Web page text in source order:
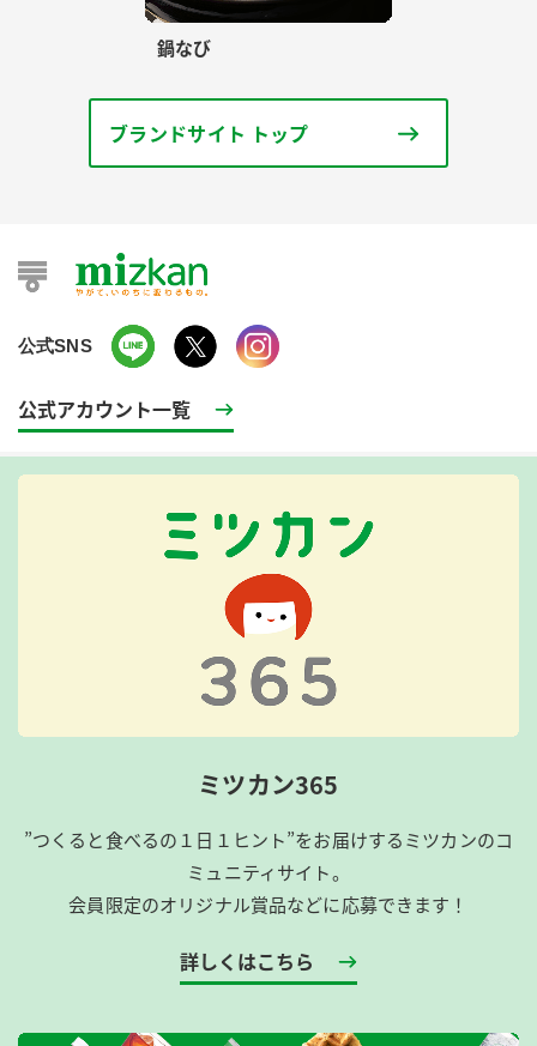
鍋なび
ブランドサイト トップ
公式SNS
公式アカウント一覧
ミツカン365
”つくると食べるの１日１ヒント”をお届けするミツカンのコ
ミュニティサイト。
会員限定のオリジナル賞品などに応募できます！
詳しくはこちら